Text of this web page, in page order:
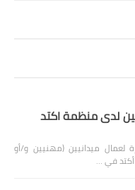
لدى منظمة اكتد
ميدانيين (مهنيين و/أو
أكتد في …